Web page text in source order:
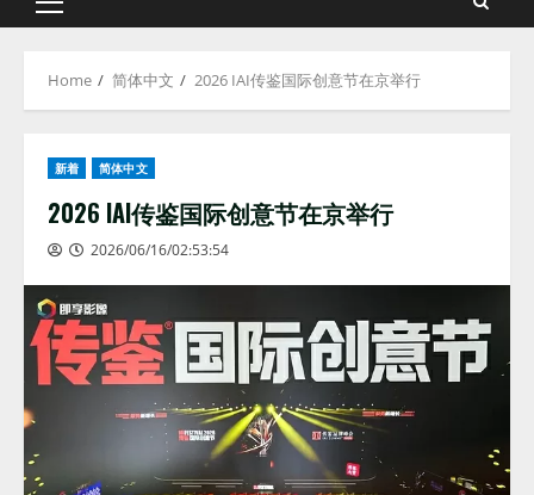
Primary
Home 简体中文 2026 IAI传鉴国际创意节在京举行
新着 简体中文
2026 IAI传鉴国际创意节在京举行
2026/06/16/02:53:54